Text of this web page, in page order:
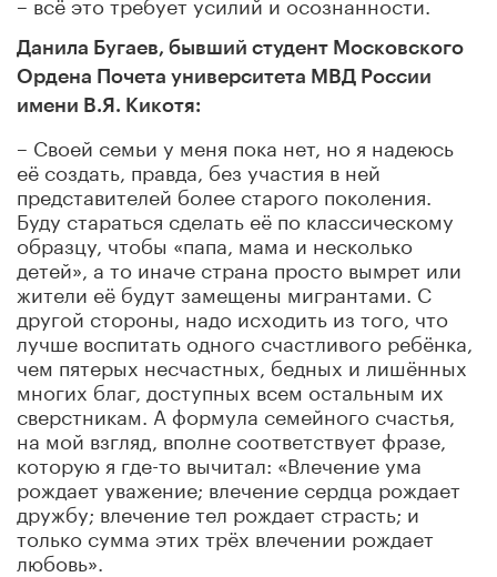
Данила Бугаев, бывший студент Московского
Ордена Почета университета МВД России
имени В.Я. Кикотя:
– Своей семьи у меня пока нет, но я надеюсь
её создать, правда, без участия в ней
представителей более старого поколения.
Буду стараться сделать её по классическому
образцу, чтобы «папа, мама и несколько
детей», а то иначе страна просто вымрет или
жители её будут замещены мигрантами. С
другой стороны, надо исходить из того, что
лучше воспитать одного счастливого ребёнка,
чем пятерых несчастных, бедных и лишённых
многих благ, доступных всем остальным их
сверстникам. А формула семейного счастья,
на мой взгляд, вполне соответствует фразе,
которую я где-то вычитал: «Влечение ума
рождает уважение; влечение сердца рождает
дружбу; влечение тел рождает страсть; и
только сумма этих трёх влечении рождает
любовь».